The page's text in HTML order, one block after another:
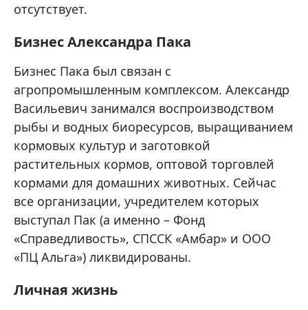
отсутствует.
Бизнес Александра Пака
Бизнес Пака был связан с
агропромышленным комплексом. Александр
Васильевич занимался воспроизводством
рыбы и водных биоресурсов, выращиванием
кормовых культур и заготовкой
растительных кормов, оптовой торговлей
кормами для домашних животных. Сейчас
все организации, учредителем которых
выступал Пак (а именно – Фонд
«Справедливость», СПССК «Амбар» и ООО
«ПЦ Альга») ликвидированы.
Личная жизнь